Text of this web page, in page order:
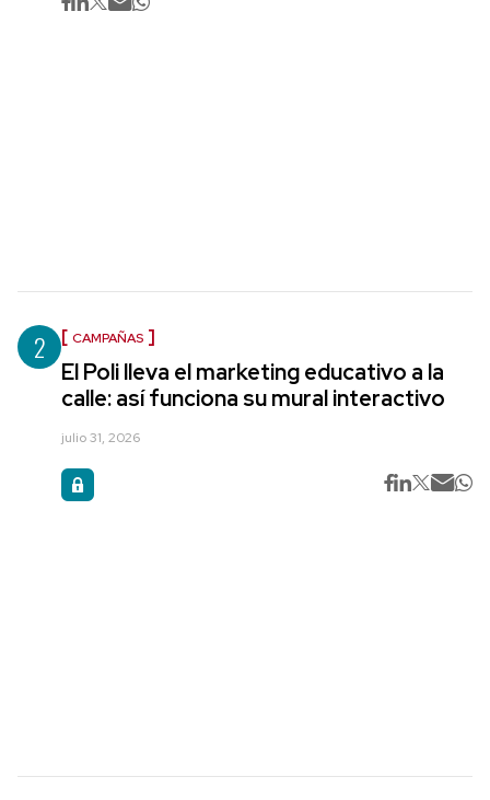
2 CAMPAÑAS
El Poli lleva el marketing educativo a la
calle: así funciona su mural interactivo
julio 31, 2026